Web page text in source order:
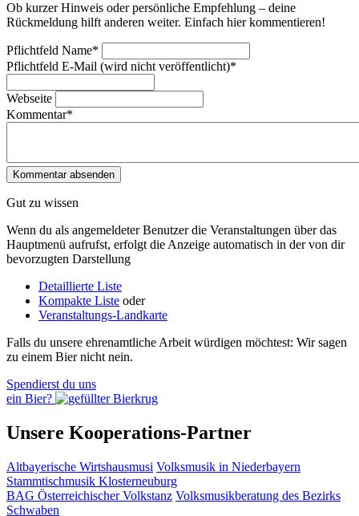
Ob kurzer Hinweis oder persönliche Empfehlung – deine
Rückmeldung hilft anderen weiter. Einfach hier kommentieren!
Pflichtfeld Name*
Pflichtfeld E-Mail (wird nicht veröffentlicht)*
Webseite
Kommentar*
Gut zu wissen
Wenn du als angemeldeter Benutzer die Veranstaltungen über das
Hauptmenü aufrufst, erfolgt die Anzeige automatisch in der von dir
bevorzugten Darstellung
Detaillierte Liste
Kompakte Liste oder
Veranstaltungs-Landkarte
Falls du unsere ehrenamtliche Arbeit würdigen möchtest: Wir sagen
zu einem Bier nicht nein.
Spendierst du uns
ein Bier?
Unsere Kooperations-Partner
Altbayerische Wirtshausmusi Volksmusik in Niederbayern
Stammtischmusik Klosterneuburg
BAG Österreichischer Volkstanz Volksmusikberatung des Bezirks
Schwaben